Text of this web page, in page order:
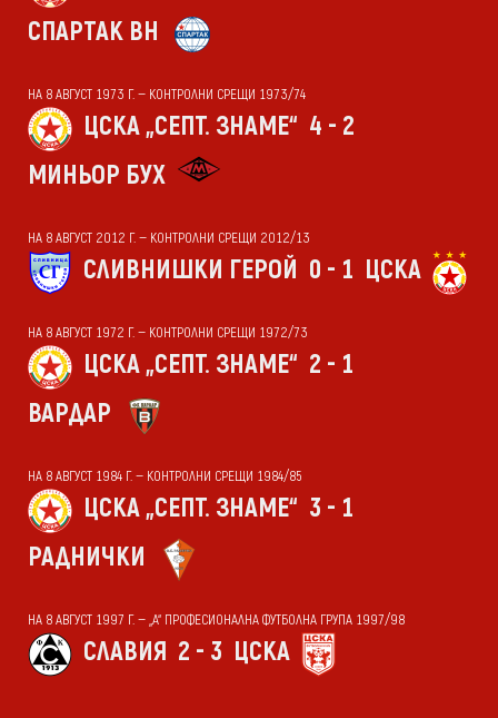
СПАРТАК ВН
НА 8 АВГУСТ 1973 Г. — КОНТРОЛНИ СРЕЩИ 1973/74
ЦСКА „СЕПТ. ЗНАМЕ“ 4 - 2
МИНЬОР БУХ
НА 8 АВГУСТ 2012 Г. — КОНТРОЛНИ СРЕЩИ 2012/13
СЛИВНИШКИ ГЕРОЙ 0 - 1 ЦСКА
НА 8 АВГУСТ 1972 Г. — КОНТРОЛНИ СРЕЩИ 1972/73
ЦСКА „СЕПТ. ЗНАМЕ“ 2 - 1
ВАРДАР
НА 8 АВГУСТ 1984 Г. — КОНТРОЛНИ СРЕЩИ 1984/85
ЦСКА „СЕПТ. ЗНАМЕ“ 3 - 1
РАДНИЧКИ
НА 8 АВГУСТ 1997 Г. — „А“ ПРОФЕСИОНАЛНА ФУТБОЛНА ГРУПА 1997/98
СЛАВИЯ 2 - 3 ЦСКА